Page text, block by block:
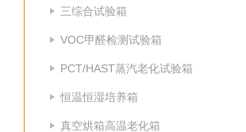
三综合试验箱
VOC甲醛检测试验箱
PCT/HAST蒸汽老化试验箱
恒温恒湿培养箱
真空烘箱高温老化箱